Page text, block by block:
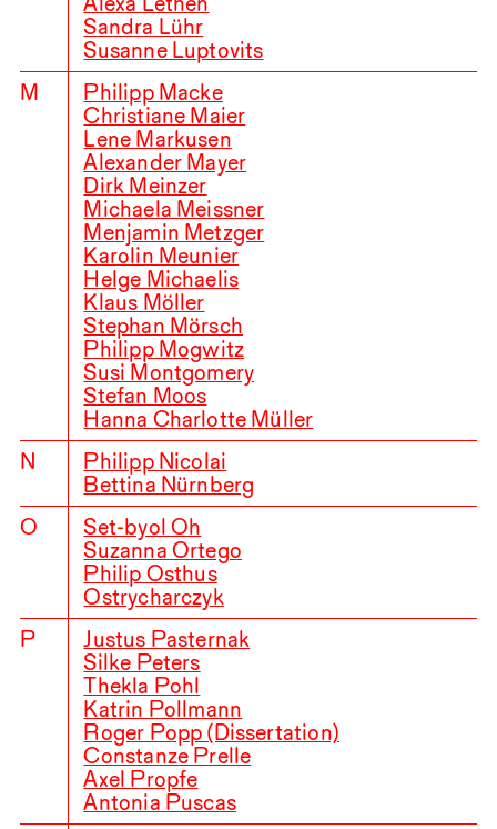
Sandra Lühr
Susanne Luptovits
M
Philipp Macke
Christiane Maier
Lene Markusen
Alexander Mayer
Dirk Meinzer
Michaela Meissner
Menjamin Metzger
Karolin Meunier
Helge Michaelis
Klaus Möller
Stephan Mörsch
Philipp Mogwitz
Susi Montgomery
Stefan Moos
Hanna Charlotte Müller
N
Philipp Nicolai
Bettina Nürnberg
O
Set-byol Oh
Suzanna Ortego
Philip Osthus
Ostrycharczyk
P
Justus Pasternak
Silke Peters
Thekla Pohl
Katrin Pollmann
Roger Popp (Dissertation)
Constanze Prelle
Axel Propfe
Antonia Puscas